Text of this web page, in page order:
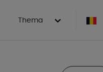
Thema